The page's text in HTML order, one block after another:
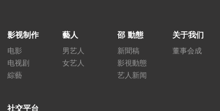
影视制作
电影
电视剧
綜藝
藝人
男艺人
女艺人
邵 動態
新聞稿
影視動態
艺人新闻
关于我们
董事会成
社交平台